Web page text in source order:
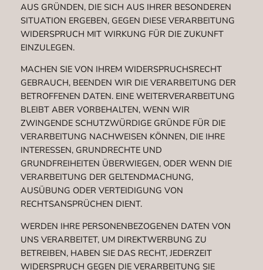
AUS GRÜNDEN, DIE SICH AUS IHRER BESONDEREN
SITUATION ERGEBEN, GEGEN DIESE VERARBEITUNG
WIDERSPRUCH MIT WIRKUNG FÜR DIE ZUKUNFT
EINZULEGEN.
MACHEN SIE VON IHREM WIDERSPRUCHSRECHT
GEBRAUCH, BEENDEN WIR DIE VERARBEITUNG DER
BETROFFENEN DATEN. EINE WEITERVERARBEITUNG
BLEIBT ABER VORBEHALTEN, WENN WIR
ZWINGENDE SCHUTZWÜRDIGE GRÜNDE FÜR DIE
VERARBEITUNG NACHWEISEN KÖNNEN, DIE IHRE
INTERESSEN, GRUNDRECHTE UND
GRUNDFREIHEITEN ÜBERWIEGEN, ODER WENN DIE
VERARBEITUNG DER GELTENDMACHUNG,
AUSÜBUNG ODER VERTEIDIGUNG VON
RECHTSANSPRÜCHEN DIENT.
WERDEN IHRE PERSONENBEZOGENEN DATEN VON
UNS VERARBEITET, UM DIREKTWERBUNG ZU
BETREIBEN, HABEN SIE DAS RECHT, JEDERZEIT
WIDERSPRUCH GEGEN DIE VERARBEITUNG SIE